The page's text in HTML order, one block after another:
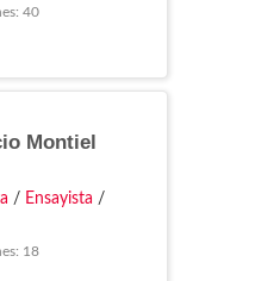
40
Montiel
/ Ensayista /
18